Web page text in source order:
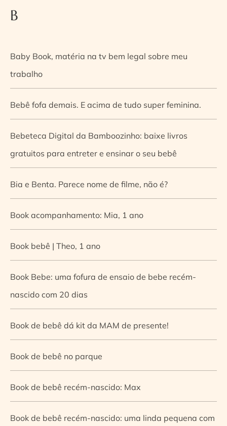
B
Baby Book, matéria na tv bem legal sobre meu
trabalho
Bebê fofa demais. E acima de tudo super feminina.
Bebeteca Digital da Bamboozinho: baixe livros
gratuitos para entreter e ensinar o seu bebê
Bia e Benta. Parece nome de filme, não é?
Book acompanhamento: Mia, 1 ano
Book bebê | Theo, 1 ano
Book Bebe: uma fofura de ensaio de bebe recém-
nascido com 20 dias
Book de bebê dá kit da MAM de presente!
Book de bebê no parque
Book de bebê recém-nascido: Max
Book de bebê recém-nascido: uma linda pequena com